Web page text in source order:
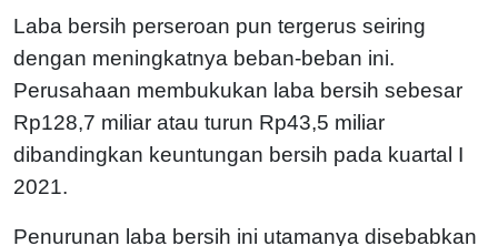
Laba bersih perseroan pun tergerus seiring
dengan meningkatnya beban-beban ini.
Perusahaan membukukan laba bersih sebesar
Rp128,7 miliar atau turun Rp43,5 miliar
dibandingkan keuntungan bersih pada kuartal I
2021.
Penurunan laba bersih ini utamanya disebabkan